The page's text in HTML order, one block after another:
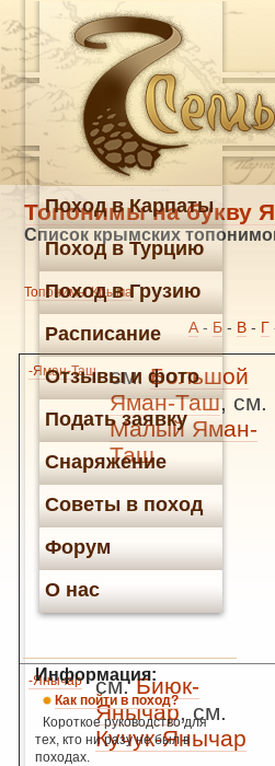
Топонимы на букву Я
Список крымских
Топонимы Крыма
А - Б - В - Г
-Яман-Таш см.Большой
Яман-Таш, см.
Малый Яман-
Таш
-Янычар см.Биюк-
Янычар, см.
Кучук-Янычар
Поход в Карпаты
Поход в Турцию
Поход в Грузию
Расписание
Отзывы и фото
Подать заявку
Снаряжение
Советы в поход
Форум
О нас
Информация:
Как пойти в поход?
Короткое руководство для
тех, кто ни разу не был в
походах.